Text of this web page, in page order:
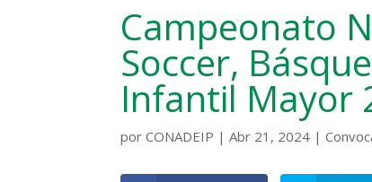
Campeonato
Soccer,
Infantil Mayor
porCONADEIP |Abr 21, 2024 |